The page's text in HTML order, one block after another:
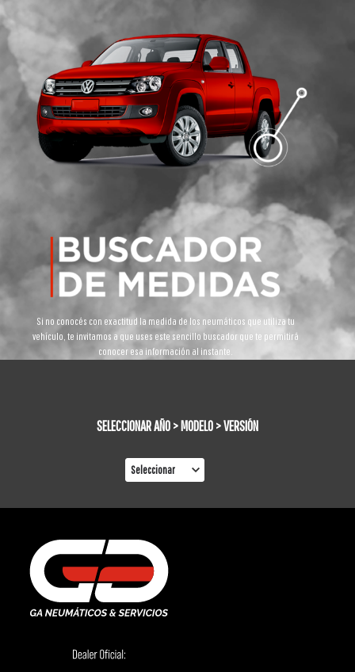
Si no conocés con exactitud la medida de los neumáticos que utiliza tu
vehículo, te invitamos a que uses este sencillo buscador que te permitirá
conocer esa información al instante.
SELECCIONAR AÑO > MODELO > VERSIÓN